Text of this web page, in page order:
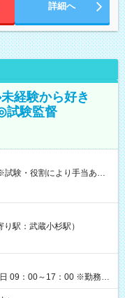
詳細へ
経験から好き
試験監督
前払い）オプションあ
間ほどで給与の一部を受け
休憩1時間） 時給1,300円
日の役割により時給＋100
（休憩なし） 時給1,300
円＋交通費 【試用期
駅：武蔵小杉駅）
09：00～17：00 ※勤務時